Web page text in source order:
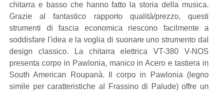
chitarra e basso che hanno fatto la storia della musica.
Grazie al fantastico rapporto qualità/prezzo, questi
strumenti di fascia economica riescono facilmente a
soddisfare l'idea e la voglia di suonare uno strumento dal
design classico. La chitarra elettrica VT-380 V-NOS
presenta corpo in Pawlonia, manico in Acero e tastiera in
South American Roupanà. Il corpo in Pawlonia (legno
simile per caratteristiche al Frassino di Palude) offre un